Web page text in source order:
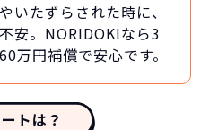
いたずらされた時に、
安。NORIDOKIなら3
万円補償で安心です。
トは？